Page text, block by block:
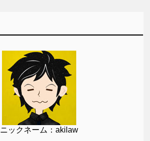
ニックネーム：akilaw